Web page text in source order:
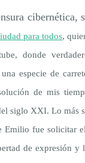
cibernética,
para todos,
donde
especie de
de mis
siglo XXI. Lo más
Emilio fue solicitar
de expresión y